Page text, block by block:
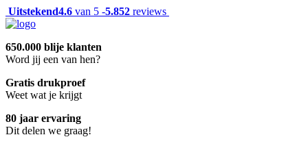
Uitstekend4.6 van 5 -5.852 reviews
650.000 blije klanten
Word jij een van hen?
Gratis drukproef
Weet wat je krijgt
80 jaar ervaring
Dit delen we graag!